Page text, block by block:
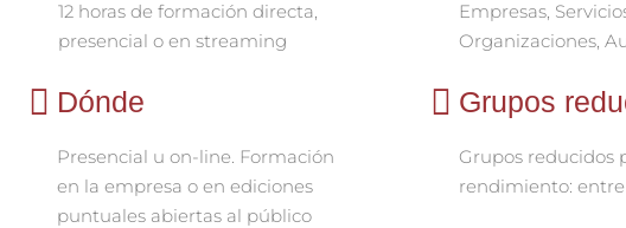
12 horas de formación directa,
presencial o en streaming
Empresas,
Organizaciones,
Dónde
Presencial u on-line. Formación
en la empresa o en ediciones
puntuales abiertas al público
Grupos
Grupos reducidos
rendimiento: entre